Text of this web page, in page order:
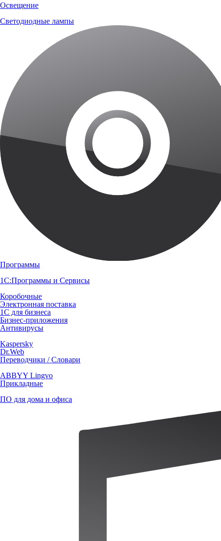
Освещение
Светодиодные лампы
Программы
1С:Программы и Сервисы
Коробочные
Электронная поставка
1С для бизнеса
Бизнес-приложения
Антивирусы
Kaspersky
Dr.Web
Переводчики / Словари
ABBYY Lingvo
Прикладные
ПО для дома и офиса